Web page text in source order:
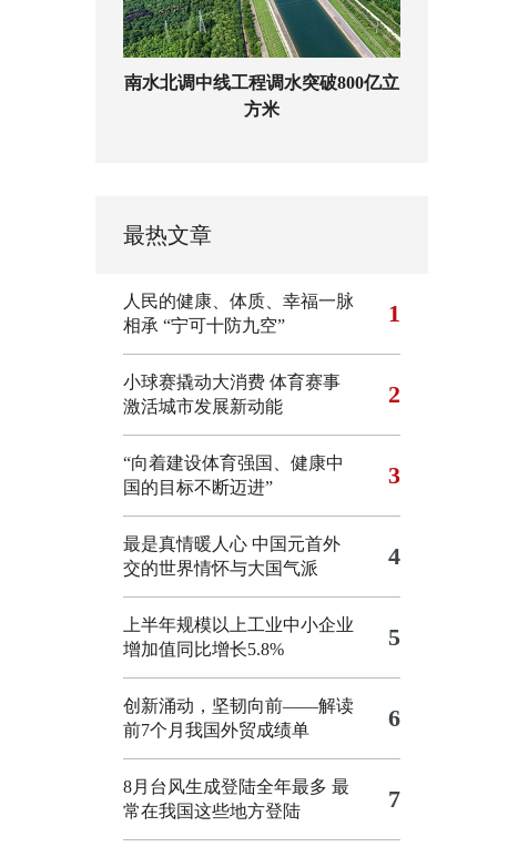
南水北调中线工程调水突破800亿立
方米
最热文章
人民的健康、体质、幸福一脉
相承 “宁可十防九空” 1
小球赛撬动大消费 体育赛事
激活城市发展新动能
2
“向着建设体育强国、健康中
国的目标不断迈进”
3
最是真情暖人心 中国元首外
交的世界情怀与大国气派
4
上半年规模以上工业中小企业
增加值同比增长5.8%
5
创新涌动，坚韧向前——解读
前7个月我国外贸成绩单
6
8月台风生成登陆全年最多 最
常在我国这些地方登陆
7